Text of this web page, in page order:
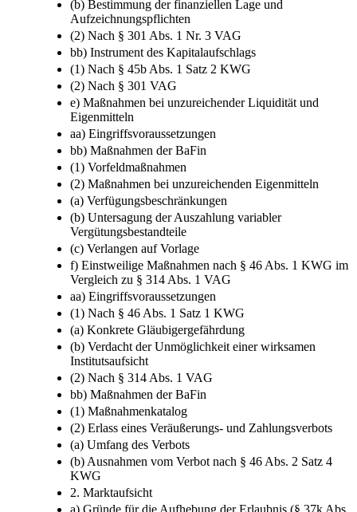
(a) Angemessenes und wirksames Risikomanagement
(b) Bestimmung der finanziellen Lage und
Aufzeichnungspflichten
(2) Nach § 301 Abs. 1 Nr. 3 VAG
bb) Instrument des Kapitalaufschlags
(1) Nach § 45b Abs. 1 Satz 2 KWG
(2) Nach § 301 VAG
e) Maßnahmen bei unzureichender Liquidität und
Eigenmitteln
aa) Eingriffsvoraussetzungen
bb) Maßnahmen der BaFin
(1) Vorfeldmaßnahmen
(2) Maßnahmen bei unzureichenden Eigenmitteln
(a) Verfügungsbeschränkungen
(b) Untersagung der Auszahlung variabler
Vergütungsbestandteile
(c) Verlangen auf Vorlage
f) Einstweilige Maßnahmen nach § 46 Abs. 1 KWG im
Vergleich zu § 314 Abs. 1 VAG
aa) Eingriffsvoraussetzungen
(1) Nach § 46 Abs. 1 Satz 1 KWG
(a) Konkrete Gläubigergefährdung
(b) Verdacht der Unmöglichkeit einer wirksamen
Institutsaufsicht
(2) Nach § 314 Abs. 1 VAG
bb) Maßnahmen der BaFin
(1) Maßnahmenkatalog
(2) Erlass eines Veräußerungs- und Zahlungsverbots
(a) Umfang des Verbots
(b) Ausnahmen vom Verbot nach § 46 Abs. 2 Satz 4
KWG